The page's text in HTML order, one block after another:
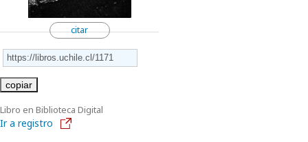
citar
copiar
Libro en Biblioteca Digital
Ir a registro